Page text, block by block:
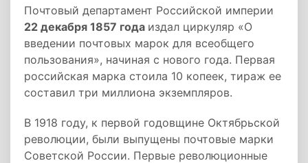
Почтовый департамент Российской империи
22 декабря 1857 года издал циркуляр «О
введении почтовых марок для всеобщего
пользования», начиная с нового года. Первая
российская марка стоила 10 копеек, тираж ее
составил три миллиона экземпляров.
В 1918 году, к первой годовщине Октябрьской
революции, были выпущены почтовые марки
Советской России. Первые революционные